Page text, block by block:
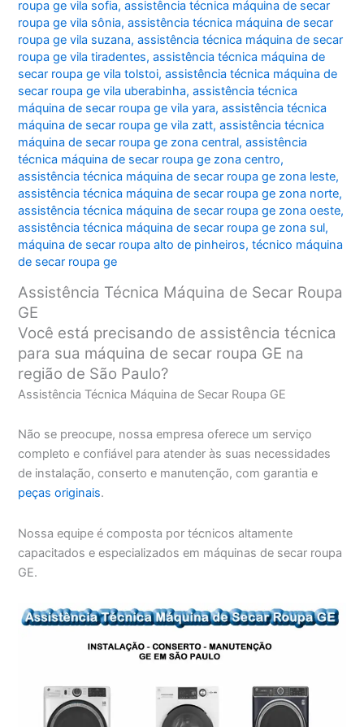
roupa ge vila sofia,assistência técnica máquina de secar
roupa ge vila sônia,assistência técnica máquina de secar
roupa ge vila suzana,assistência técnica máquina de secar
roupa ge vila tiradentes,assistência técnica máquina de
secar roupa ge vila tolstoi,assistência técnica máquina de
secar roupa ge vila uberabinha,assistência técnica
máquina de secar roupa ge vila yara,assistência técnica
máquina de secar roupa ge vila zatt,assistência técnica
máquina de secar roupa ge zona central,assistência
técnica máquina de secar roupa ge zona centro,
assistência técnica máquina de secar roupa ge zona leste,
assistência técnica máquina de secar roupa ge zona norte,
assistência técnica máquina de secar roupa ge zona oeste,
assistência técnica máquina de secar roupa ge zona sul,
máquina de secar roupa alto de pinheiros,técnico máquina
de secar roupa ge
Assistência Técnica Máquina de Secar Roupa
GE
Você está precisando de assistência técnica
para sua máquina de secar roupa GE na
região de São Paulo?
Assistência Técnica Máquina de Secar Roupa GE
Não se preocupe, nossa empresa oferece um serviço
completo e confiável para atender às suas necessidades
de instalação, conserto e manutenção, com garantia e
peças originais.
Nossa equipe é composta por técnicos altamente
capacitados e especializados em máquinas de secar roupa
GE.